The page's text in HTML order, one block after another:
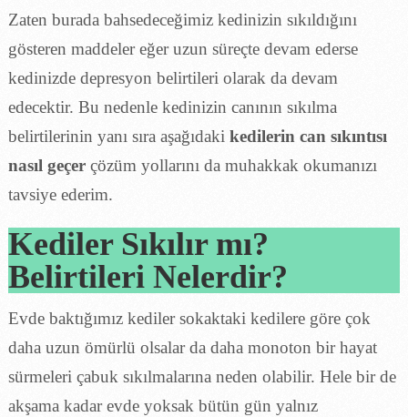
Zaten burada bahsedeceğimiz kedinizin sıkıldığını
gösteren maddeler eğer uzun süreçte devam ederse
kedinizde depresyon belirtileri olarak da devam
edecektir. Bu nedenle kedinizin canının sıkılma
belirtilerinin yanı sıra aşağıdaki kedilerin can sıkıntısı
nasıl geçerçözüm yollarını da muhakkak okumanızı
tavsiye ederim.
Kediler Sıkılır mı?
Belirtileri Nelerdir?
Evde baktığımız kediler sokaktaki kedilere göre çok
daha uzun ömürlü olsalar da daha monoton bir hayat
sürmeleri çabuk sıkılmalarına neden olabilir. Hele bir de
akşama kadar evde yoksak bütün gün yalnız